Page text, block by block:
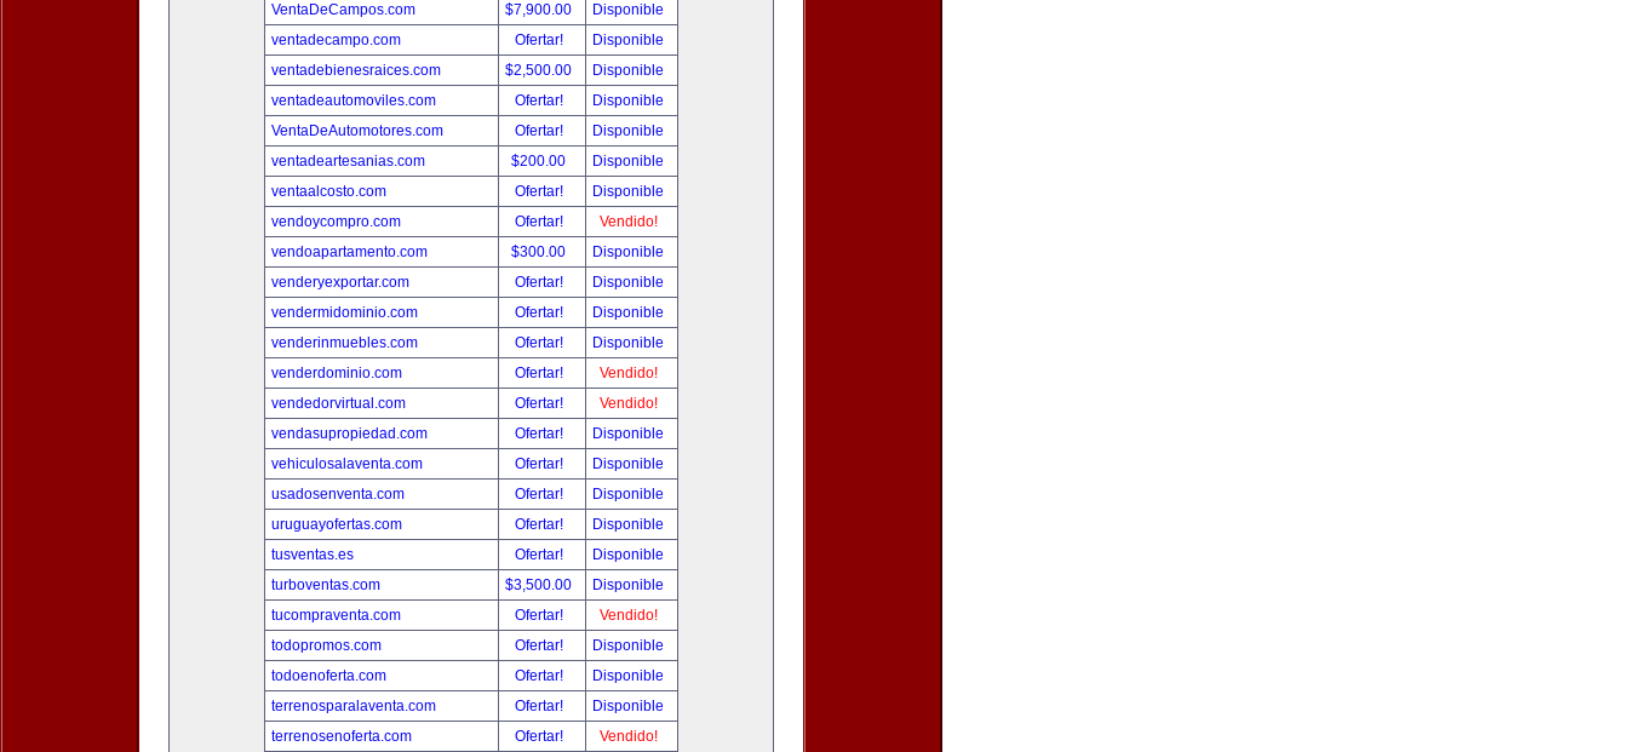
VentaDeCampos.com
$7,900.00
Disponible
ventadecampo.com
Ofertar!
Disponible
ventadebienesraices.com
$2,500.00
Disponible
ventadeautomoviles.com
Ofertar!
Disponible
VentaDeAutomotores.com
Ofertar!
Disponible
ventadeartesanias.com
$200.00
Disponible
ventaalcosto.com
Ofertar!
Disponible
vendoycompro.com
Ofertar!
Vendido!
vendoapartamento.com
$300.00
Disponible
venderyexportar.com
Ofertar!
Disponible
vendermidominio.com
Ofertar!
Disponible
venderinmuebles.com
Ofertar!
Disponible
venderdominio.com
Ofertar!
Vendido!
vendedorvirtual.com
Ofertar!
Vendido!
vendasupropiedad.com
Ofertar!
Disponible
vehiculosalaventa.com
Ofertar!
Disponible
usadosenventa.com
Ofertar!
Disponible
uruguayofertas.com
Ofertar!
Disponible
tusventas.es
Ofertar!
Disponible
turboventas.com
$3,500.00
Disponible
tucompraventa.com
Ofertar!
Vendido!
todopromos.com
Ofertar!
Disponible
todoenoferta.com
Ofertar!
Disponible
terrenosparalaventa.com
Ofertar!
Disponible
terrenosenoferta.com
Ofertar!
Vendido!